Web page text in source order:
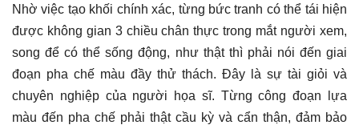
Nhờ việc tạo khối chính xác, từng bức tranh có thể tái hiện
được không gian 3 chiều chân thực trong mắt người xem,
song để có thể sống động, như thật thì phải nói đến giai
đoạn pha chế màu đầy thử thách. Đây là sự tài giỏi và
chuyên nghiệp của người họa sĩ. Từng công đoạn lựa
màu đến pha chế phải thật cầu kỳ và cẩn thận, đảm bảo